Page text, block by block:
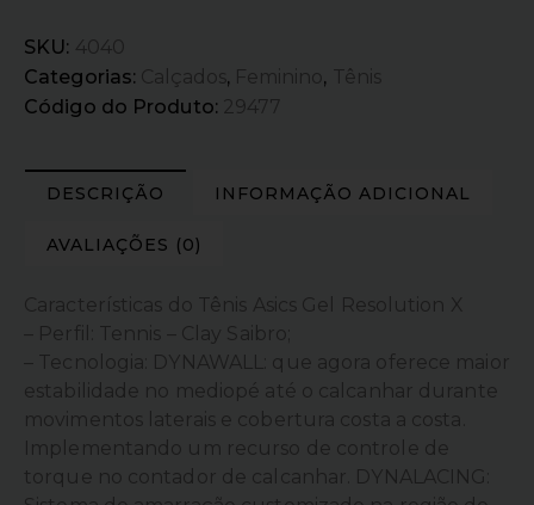
SKU: 4040
Categorias: Calçados , Feminino , Tênis
Código do Produto: 29477
DESCRIÇÃO INFORMAÇÃO ADICIONAL
AVALIAÇÕES (0)
Características do Tênis Asics Gel Resolution X
– Perfil: Tennis – Clay Saibro;
– Tecnologia: DYNAWALL: que agora oferece maior
estabilidade no mediopé até o calcanhar durante
movimentos laterais e cobertura costa a costa.
Implementando um recurso de controle de
torque no contador de calcanhar. DYNALACING: